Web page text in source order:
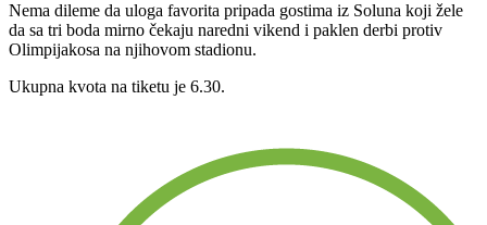
Nema dileme da uloga favorita pripada gostima iz Soluna koji žele
da sa tri boda mirno čekaju naredni vikend i paklen derbi protiv
Olimpijakosa na njihovom stadionu.
Ukupna kvota na tiketu je 6.30.